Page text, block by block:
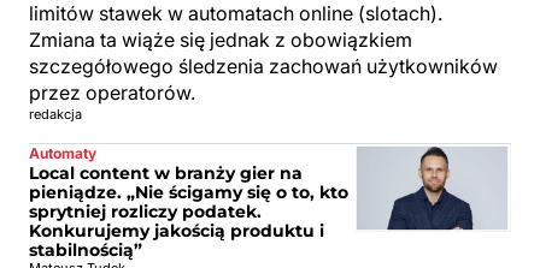
limitów stawek w automatach online (slotach).
Zmiana ta wiąże się jednak z obowiązkiem
szczegółowego śledzenia zachowań użytkowników
przez operatorów.
redakcja
Automaty
Local content w branży gier na
pieniądze. „Nie ścigamy się o to, kto
sprytniej rozliczy podatek.
Konkurujemy jakością produktu i
stabilnością”